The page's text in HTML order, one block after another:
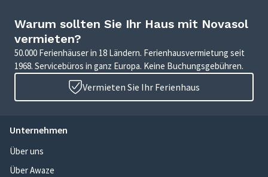
Warum sollten Sie Ihr Haus mit Novasol
vermieten?
50.000 Ferienhäuser in 18 Ländern. Ferienhausvermietung seit
1968. Servicebüros in ganz Europa. Keine Buchungsgebühren.
Vermieten Sie Ihr Ferienhaus
Unternehmen
Über uns
Über Awaze